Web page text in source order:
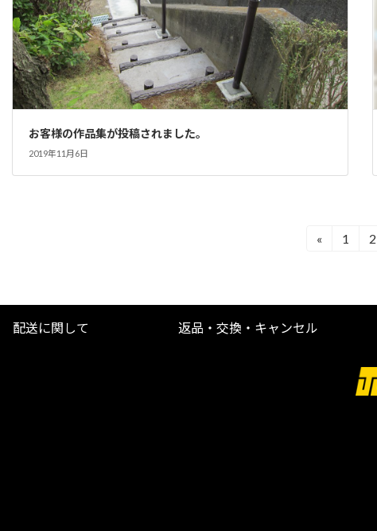
お客様の作品集が投稿されました。
2019年11月6日
ナ
ビ
«
固
1
固
2
配送に関して 返品・交換・キャンセル